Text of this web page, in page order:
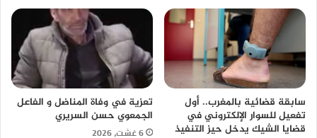
سابقة قضائية بالمغرب.. أول
تفعيل للسوار الإلكتروني في
قضايا الشيك يدخل حيز التنفيذ
تعزية في وفاة المناضل و الفاعل
الجمعوي حسن السريري
6 غشت، 2026